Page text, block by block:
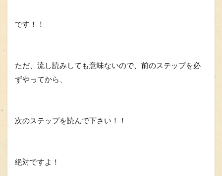
です！！
ただ、流し読みしても意味ないので、前のステップを必
ずやってから、
次のステップを読んで下さい！！
絶対ですよ！